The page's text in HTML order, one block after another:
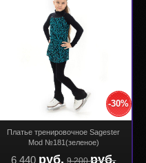
-30%
Платье тренировочное Sagester
Mod №181(зеленое)
6 440 руб. руб.